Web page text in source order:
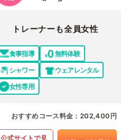
トレーナーも全員女性
食事指導
無料体験
シャワー
ウェアレンタル
女性専用
おすすめコース料金 202,400円
公式サイトで見